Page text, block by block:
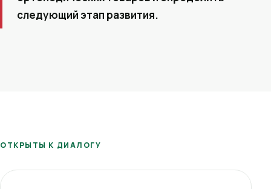
следующий этап развития.
ОТКРЫТЫ К ДИАЛОГУ